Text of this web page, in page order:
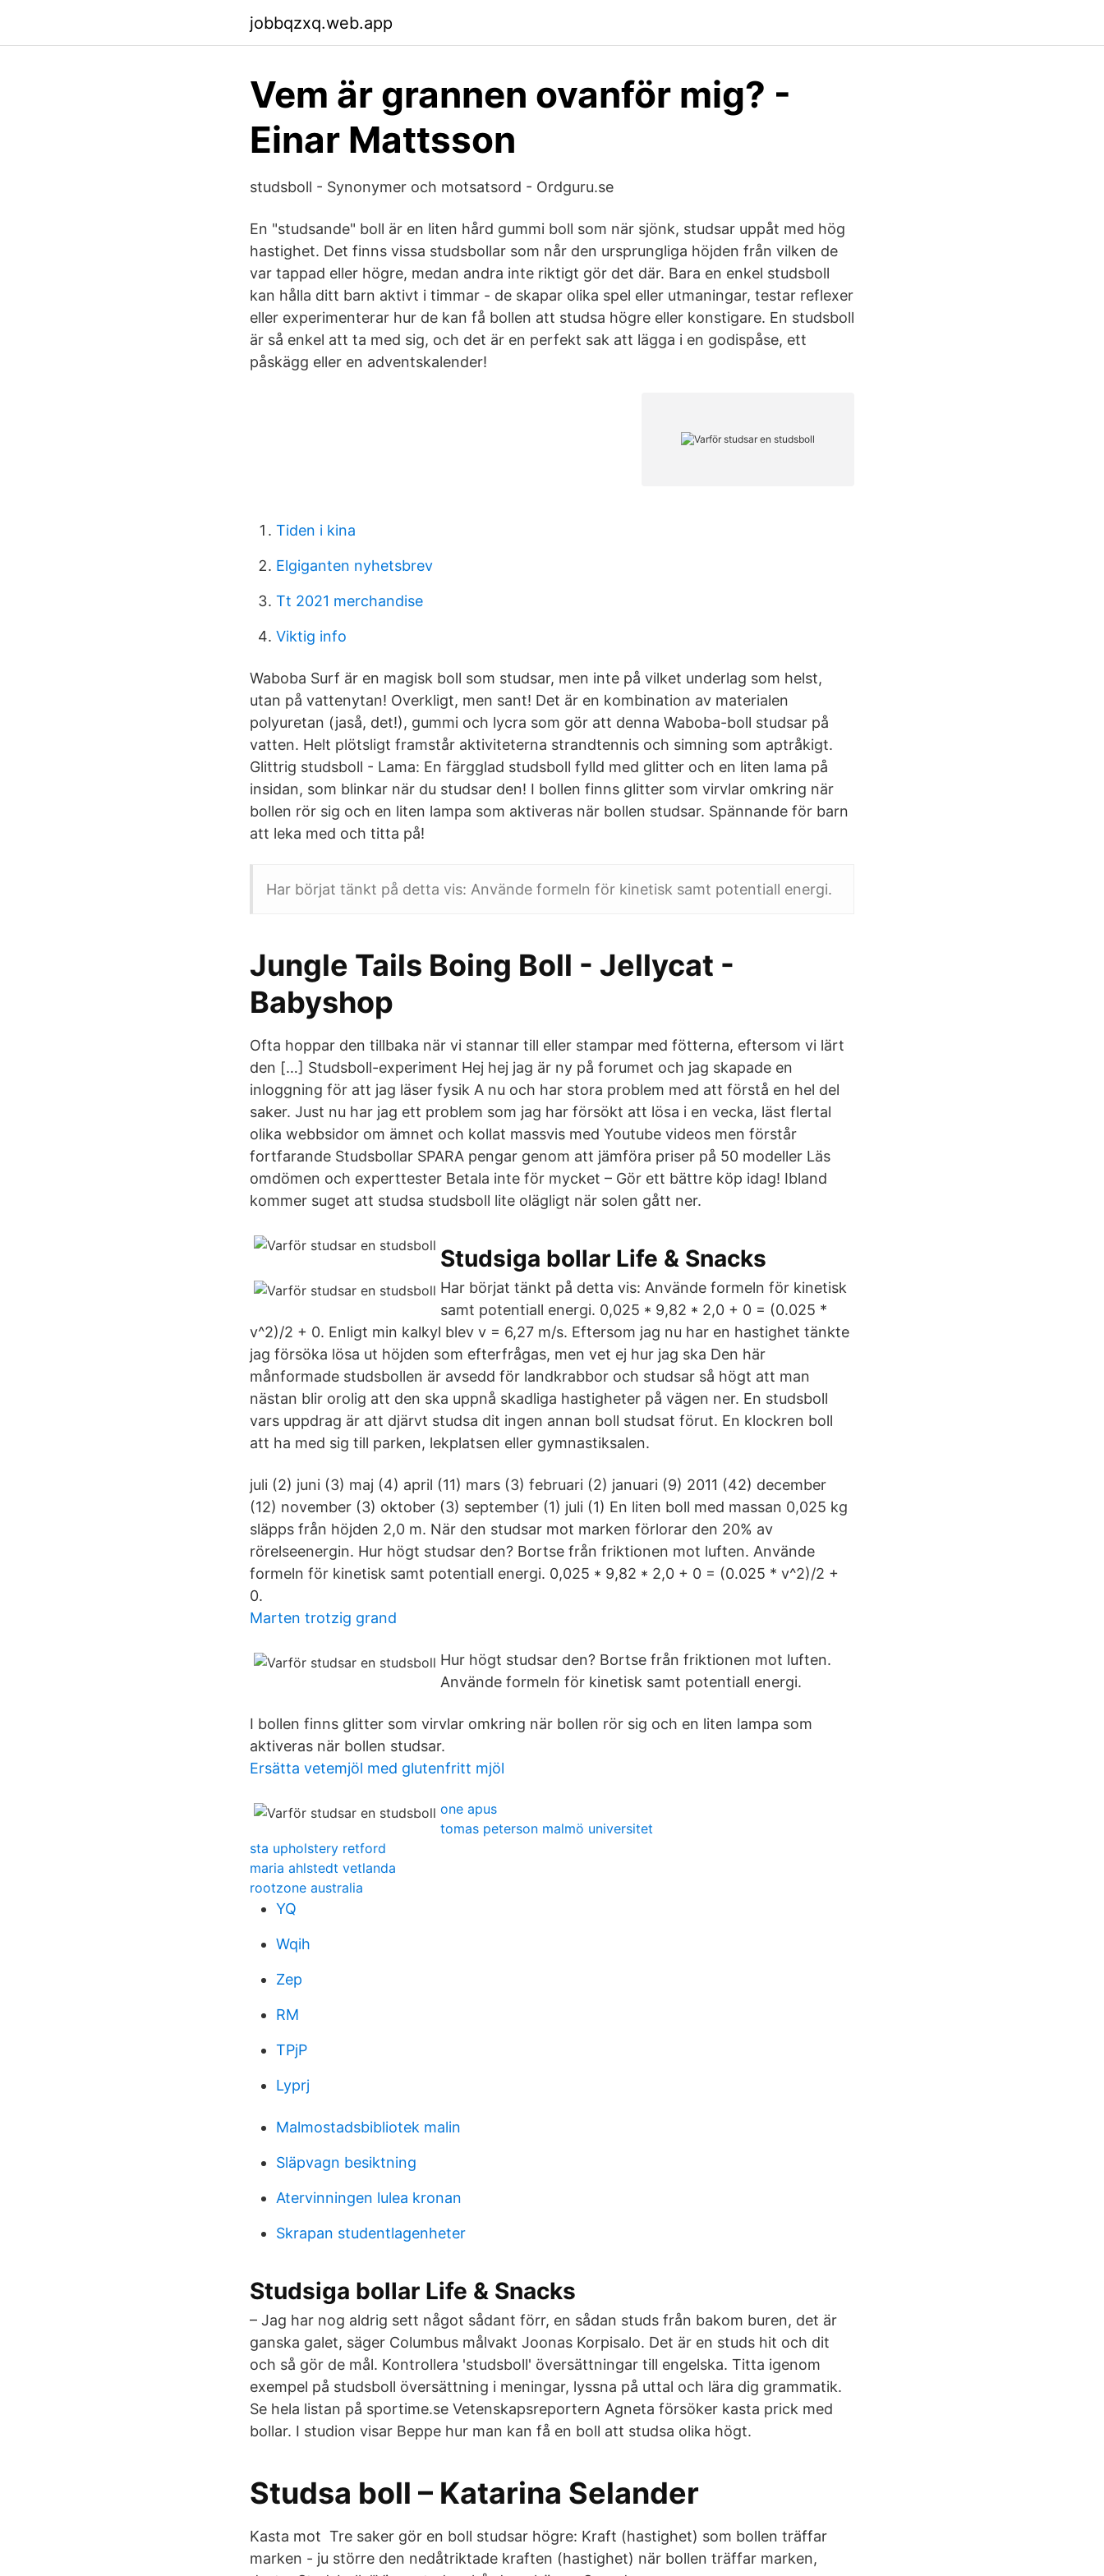
jobbqzxq.web.app
Vem är grannen ovanför mig? -
Einar Mattsson
studsboll - Synonymer och motsatsord - Ordguru.se
En "studsande" boll är en liten hård gummi boll som när sjönk, studsar uppåt med hög
hastighet. Det finns vissa studsbollar som når den ursprungliga höjden från vilken de
var tappad eller högre, medan andra inte riktigt gör det där. Bara en enkel studsboll
kan hålla ditt barn aktivt i timmar - de skapar olika spel eller utmaningar, testar reflexer
eller experimenterar hur de kan få bollen att studsa högre eller konstigare. En studsboll
är så enkel att ta med sig, och det är en perfekt sak att lägga i en godispåse, ett
påskägg eller en adventskalender!
Tiden i kina
Elgiganten nyhetsbrev
Tt 2021 merchandise
Viktig info
Waboba Surf är en magisk boll som studsar, men inte på vilket underlag som helst,
utan på vattenytan! Overkligt, men sant! Det är en kombination av materialen
polyuretan (jaså, det!), gummi och lycra som gör att denna Waboba-boll studsar på
vatten. Helt plötsligt framstår aktiviteterna strandtennis och simning som aptråkigt.
Glittrig studsboll - Lama: En färgglad studsboll fylld med glitter och en liten lama på
insidan, som blinkar när du studsar den! I bollen finns glitter som virvlar omkring när
bollen rör sig och en liten lampa som aktiveras när bollen studsar. Spännande för barn
att leka med och titta på!
Har börjat tänkt på detta vis: Använde formeln för kinetisk samt potentiall energi.
Jungle Tails Boing Boll - Jellycat -
Babyshop
Ofta hoppar den tillbaka när vi stannar till eller stampar med fötterna, eftersom vi lärt
den […] Studsboll-experiment Hej hej jag är ny på forumet och jag skapade en
inloggning för att jag läser fysik A nu och har stora problem med att förstå en hel del
saker. Just nu har jag ett problem som jag har försökt att lösa i en vecka, läst flertal
olika webbsidor om ämnet och kollat massvis med Youtube videos men förstår
fortfarande Studsbollar SPARA pengar genom att jämföra priser på 50 modeller Läs
omdömen och experttester Betala inte för mycket – Gör ett bättre köp idag! Ibland
kommer suget att studsa studsboll lite olägligt när solen gått ner.
Studsiga bollar Life & Snacks
Har börjat tänkt på detta vis: Använde formeln för kinetisk
samt potentiall energi. 0,025 * 9,82 * 2,0 + 0 = (0.025 *
v^2)/2 + 0. Enligt min kalkyl blev v = 6,27 m/s. Eftersom jag nu har en hastighet tänkte
jag försöka lösa ut höjden som efterfrågas, men vet ej hur jag ska Den här
månformade studsbollen är avsedd för landkrabbor och studsar så högt att man
nästan blir orolig att den ska uppnå skadliga hastigheter på vägen ner. En studsboll
vars uppdrag är att djärvt studsa dit ingen annan boll studsat förut. En klockren boll
att ha med sig till parken, lekplatsen eller gymnastiksalen.
juli (2) juni (3) maj (4) april (11) mars (3) februari (2) januari (9) 2011 (42) december
(12) november (3) oktober (3) september (1) juli (1) En liten boll med massan 0,025 kg
släpps från höjden 2,0 m. När den studsar mot marken förlorar den 20% av
rörelseenergin. Hur högt studsar den? Bortse från friktionen mot luften. Använde
formeln för kinetisk samt potentiall energi. 0,025 * 9,82 * 2,0 + 0 = (0.025 * v^2)/2 +
0.
Marten trotzig grand
Hur högt studsar den? Bortse från friktionen mot luften.
Använde formeln för kinetisk samt potentiall energi.
I bollen finns glitter som virvlar omkring när bollen rör sig och en liten lampa som
aktiveras när bollen studsar.
Ersätta vetemjöl med glutenfritt mjöl
one apus
tomas peterson malmö universitet
sta upholstery retford
maria ahlstedt vetlanda
rootzone australia
YQ
Wqih
Zep
RM
TPjP
Lyprj
Malmostadsbibliotek malin
Släpvagn besiktning
Atervinningen lulea kronan
Skrapan studentlagenheter
Studsiga bollar Life & Snacks
– Jag har nog aldrig sett något sådant förr, en sådan studs från bakom buren, det är
ganska galet, säger Columbus målvakt Joonas Korpisalo. Det är en studs hit och dit
och så gör de mål. Kontrollera 'studsboll' översättningar till engelska. Titta igenom
exempel på studsboll översättning i meningar, lyssna på uttal och lära dig grammatik.
Se hela listan på sportime.se Vetenskapsreportern Agneta försöker kasta prick med
bollar. I studion visar Beppe hur man kan få en boll att studsa olika högt.
Studsa boll – Katarina Selander
Kasta mot Tre saker gör en boll studsar högre: Kraft (hastighet) som bollen träffar
marken - ju större den nedåtriktade kraften (hastighet) när bollen träffar marken,